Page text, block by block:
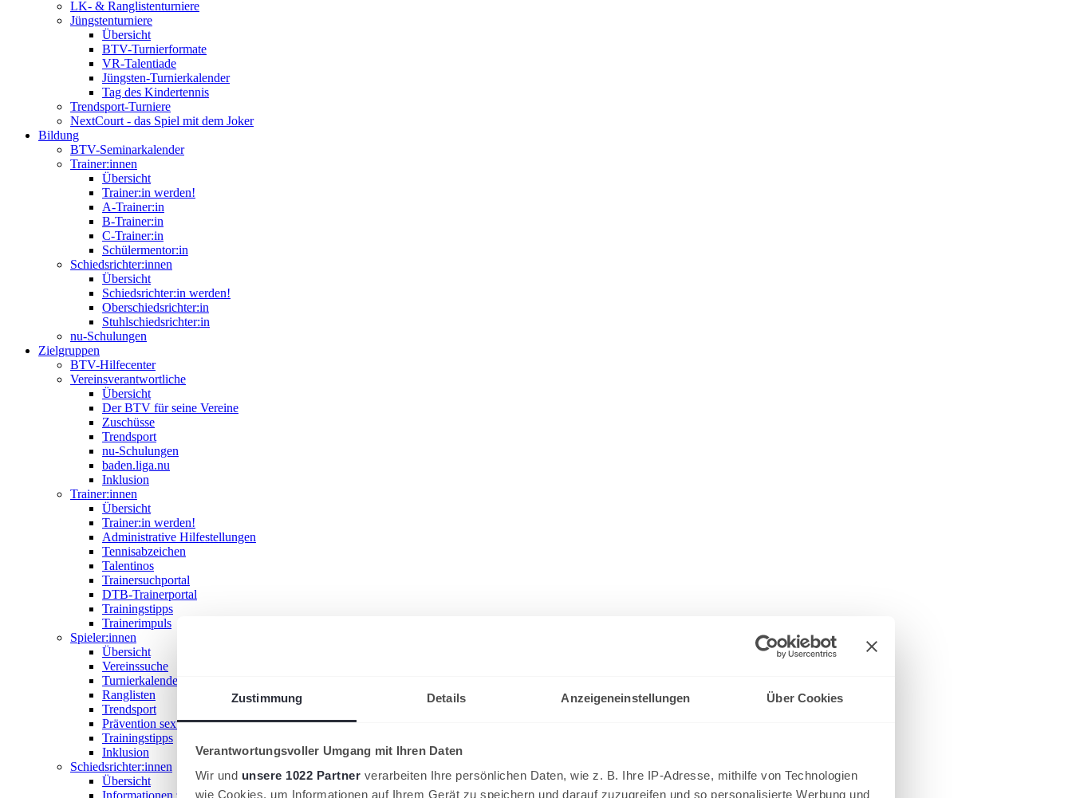
Zustimmung Details Anzeigeneinstellungen Über Cookies
Verantwortungsvoller Umgang mit Ihren Daten
Wir und unsere 1022 Partner verarbeiten Ihre persönlichen Daten, wie z. B. Ihre IP-Adresse, mithilfe von Technologien
wie Cookies, um Informationen auf Ihrem Gerät zu speichern und darauf zuzugreifen und so personalisierte Werbung und
LK- & Ranglistenturniere
Jüngstenturniere
Übersicht
BTV-Turnierformate
VR-Talentiade
Jüngsten-Turnierkalender
Tag des Kindertennis
Trendsport-Turniere
NextCourt - das Spiel mit dem Joker
Bildung
BTV-Seminarkalender
Trainer:innen
Übersicht
Trainer:in werden!
A-Trainer:in
B-Trainer:in
C-Trainer:in
Schülermentor:in
Schiedsrichter:innen
Übersicht
Schiedsrichter:in werden!
Oberschiedsrichter:in
Stuhlschiedsrichter:in
nu-Schulungen
Zielgruppen
BTV-Hilfecenter
Vereinsverantwortliche
Übersicht
Der BTV für seine Vereine
Zuschüsse
Trendsport
nu-Schulungen
baden.liga.nu
Inklusion
Trainer:innen
Übersicht
Trainer:in werden!
Administrative Hilfestellungen
Tennisabzeichen
Talentinos
Trainersuchportal
DTB-Trainerportal
Trainingstipps
Trainerimpuls
Spieler:innen
Übersicht
Vereinssuche
Turnierkalender
Ranglisten
Trendsport
Prävention sexualisierter Gewalt
Trainingstipps
Inklusion
Schiedsrichter:innen
Übersicht
Informationen zum Schiedsrichterwesen